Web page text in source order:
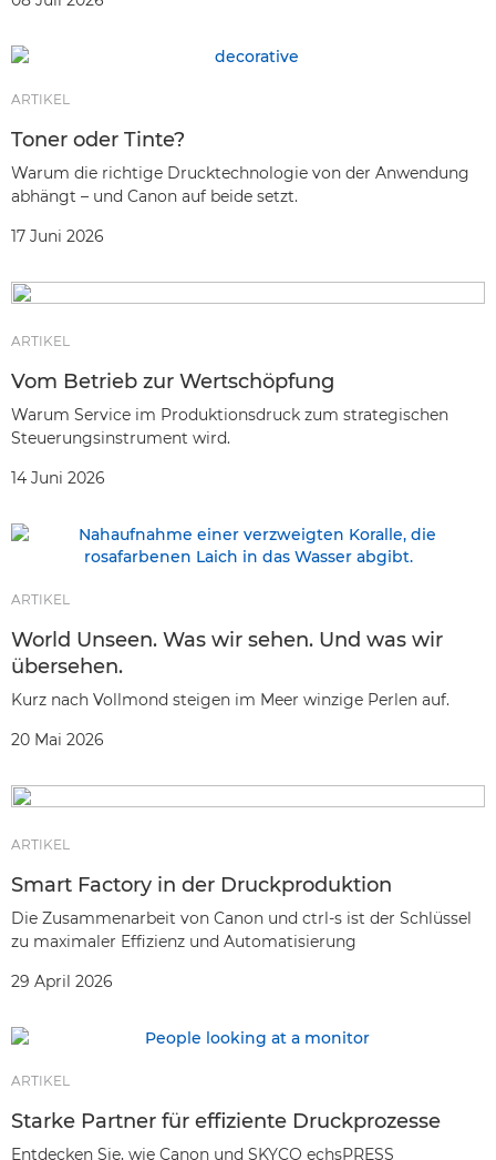
ARTIKEL
Toner oder Tinte?
Warum die richtige Drucktechnologie von der Anwendung
abhängt – und Canon auf beide setzt.
17 Juni 2026
ARTIKEL
Vom Betrieb zur Wertschöpfung
Warum Service im Produktionsdruck zum strategischen
Steuerungsinstrument wird.
14 Juni 2026
ARTIKEL
World Unseen. Was wir sehen. Und was wir
übersehen.
Kurz nach Vollmond steigen im Meer winzige Perlen auf.
20 Mai 2026
ARTIKEL
Smart Factory in der Druckproduktion
Die Zusammenarbeit von Canon und ctrl-s ist der Schlüssel
zu maximaler Effizienz und Automatisierung
29 April 2026
ARTIKEL
Starke Partner für effiziente Druckprozesse
Entdecken Sie, wie Canon und SKYCO echsPRESS